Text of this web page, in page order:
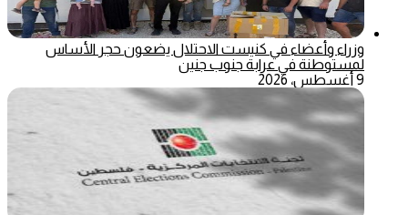
وزراء وأعضاء في كنيست الاحتلال يضعون حجر الأساس
لمستوطنة في عرابة جنوب جنين
9 أغسطس، 2026